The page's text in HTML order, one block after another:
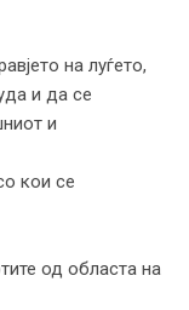
на луѓето,
и да се
и
кои се
од областа на